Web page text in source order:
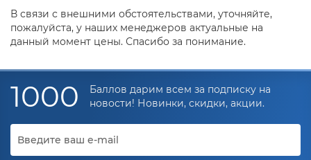
В связи с внешними обстоятельствами, уточняйте,
пожалуйста, у наших менеджеров актуальные на
данный момент цены. Спасибо за понимание.
1000
Баллов дарим всем за подписку на
новости! Новинки, скидки, акции.